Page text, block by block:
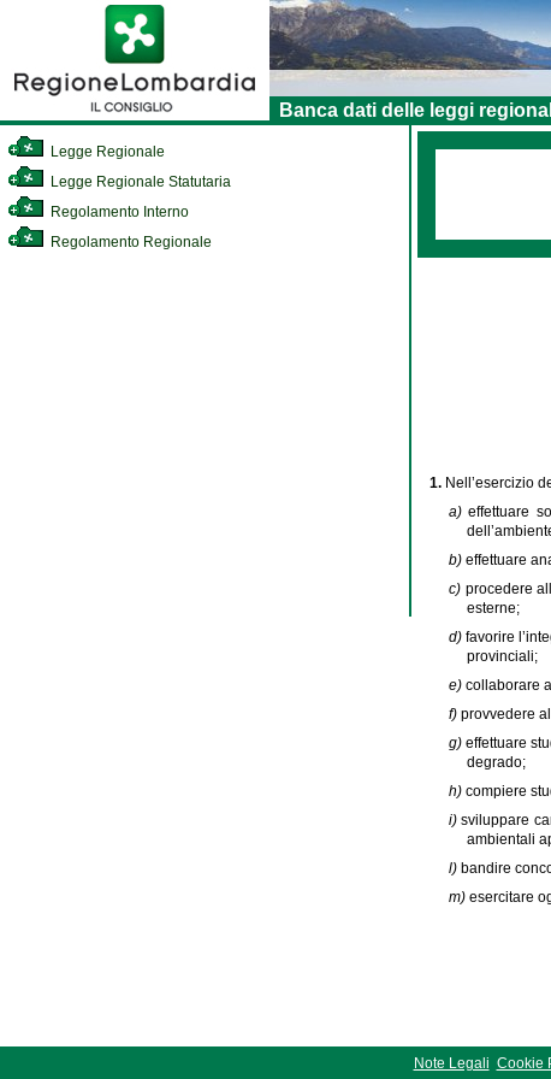
Banca dati delle leggi
Legge Regionale
Legge Regionale Statutaria
Regolamento Interno
Regolamento Regionale
1. Nell’esercizio
a)effettuare
b) effettuare
c) procedere
esterne;
d) favorire
provinciali;
e) collaborare
f) provvedere
g) effettuare
degrado;
h) compiere
i)sviluppare
ambientali
l) bandire
m) esercitare
Note Legali Cookie